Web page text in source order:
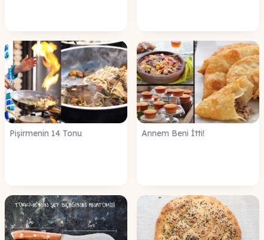
Pişirmenin 14 Tonu Annem Beni İtti!